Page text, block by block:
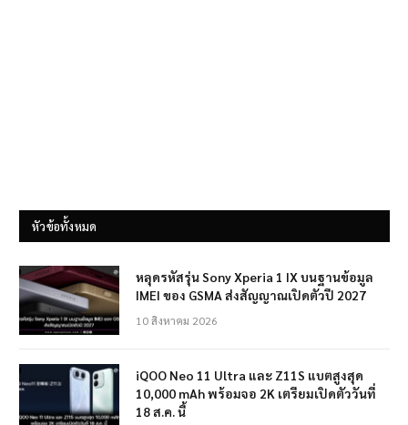
หัวข้อทั้งหมด
หลุดรหัสรุ่น Sony Xperia 1 IX บนฐานข้อมูล
IMEI ของ GSMA ส่งสัญญาณเปิดตัวปี 2027
10 สิงหาคม 2026
iQOO Neo 11 Ultra และ Z11S แบตสูงสุด
10,000 mAh พร้อมจอ 2K เตรียมเปิดตัววันที่
18 ส.ค. นี้